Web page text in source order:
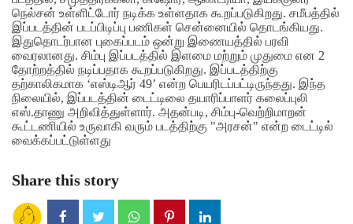
நெல்சன் உள்ளிட்டோர் நடிக்க உள்ளதாக கூறப்படுகிறது. சமீபத்தில்
இப்படத்தின் படப்பிடிப்பு பணிகள் சென்னையில் தொடங்கியது.
இதுதொடர்பான புகைப்படம் ஒன்று இணையத்தில் பரவி
வைரலானது. சிம்பு இப்படத்தில் இளமை மற்றும் முதுமை என 2
தோற்றத்தில் நடிப்பதாக கூறப்படுகிறது. இப்படத்திற்கு
தற்காலிகமாக ‘எஸ்டிஆர் 49’ என்ற பெயரிடப்பட்டிருந்தது. இந்த
நிலையில், இப்படத்தின் டைட்டிலை தயாரிப்பாளர் கலைப்புலி
எஸ்.தாணு அறிவித்துள்ளார். அதன்படி, சிம்பு-வெற்றிமாறன்
கூட்டணியில் உருவாகி வரும் படத்திற்கு "அரசன்" என்ற டைட்டில்
வைக்கப்பட்டுள்ளது
Share this story